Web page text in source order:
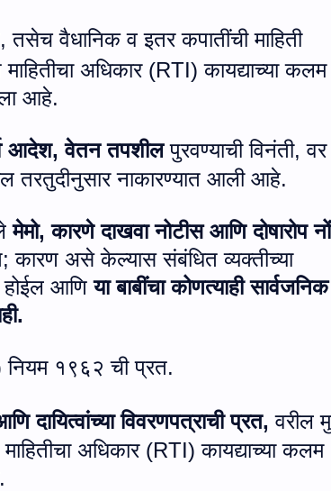
,तसेच वैधानिक व इतर कपातींची माहिती
अधिकार (RTI)कायद्याच्या कलम
आहे.
आदेश, वेतन तपशीलपुरवण्याची विनंती,
तरतुदीनुसार नाकारण्यात आली आहे.
मेमो,कारणे दाखवा नोटीस आणि दोषारोप
;कारण असे केल्यास संबंधित व्यक्तीच्या
आणिया बाबींचा कोणत्याही सार्वजनिक
नियम १९६२ ची प्रत.
दायित्वांच्या विवरणपत्राची प्रत, वरील
अधिकार (RTI)कायद्याच्या कलम